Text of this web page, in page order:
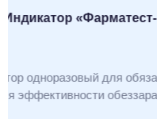
Пакеты
Пакет полимерный,
желтого цвета (для